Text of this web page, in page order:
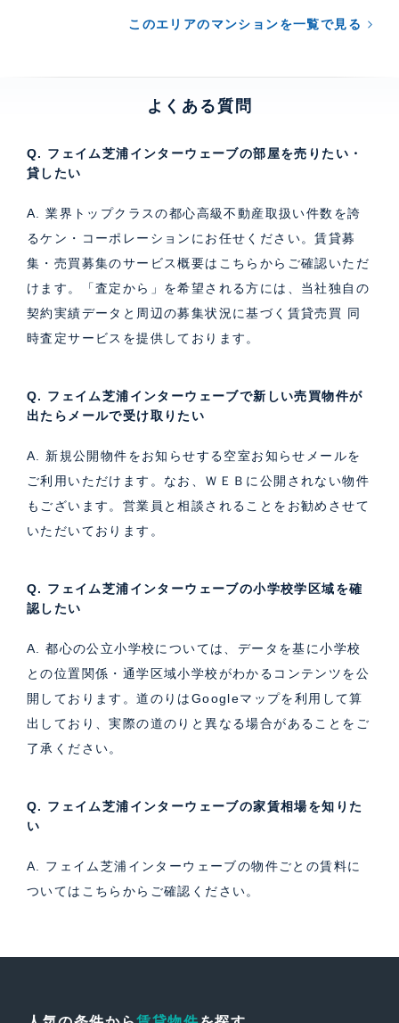
このエリアのマンションを一覧で見る
よくある質問
Q. フェイム芝浦インターウェーブの部屋を売りたい・
貸したい
A. 業界トップクラスの都心高級不動産取扱い件数を誇
るケン・コーポレーションにお任せください。賃貸募
集・売買募集のサービス概要はこちら からご確認いただ
けます。「査定から」を希望される方には、当社独自の
契約実績データと周辺の募集状況に基づく 賃貸売買 同
時査定サービス を提供しております。
Q. フェイム芝浦インターウェーブで新しい売買物件が
出たらメールで受け取りたい
A. 新規公開物件をお知らせする空室お知らせメールを
ご利用いただけます。なお、ＷＥＢに公開されない物件
もございます。営業員と相談されることをお勧めさせて
いただいております。
Q. フェイム芝浦インターウェーブの小学校学区域を確
認したい
A. 都心の公立小学校については、データを基に小学校
との位置関係・通学区域小学校がわかるコンテンツを公
開しております。道のりはGoogleマップを利用して算
出しており、実際の道のりと異なる場合があることをご
了承ください。
Q. フェイム芝浦インターウェーブの家賃相場を知りた
い
A. フェイム芝浦インターウェーブの物件ごとの賃料に
ついては こちら からご確認ください。